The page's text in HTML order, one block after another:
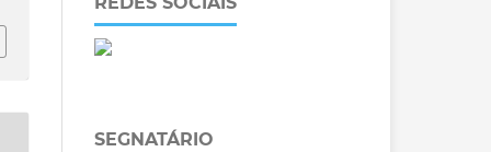
SEGNATÁRIO